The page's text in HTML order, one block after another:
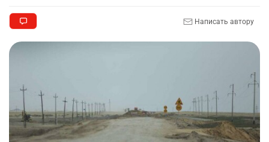
Написать автору